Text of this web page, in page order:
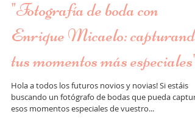
"Fotografía de boda con
Enrique Micaelo: capturando
tus momentos más especiales"